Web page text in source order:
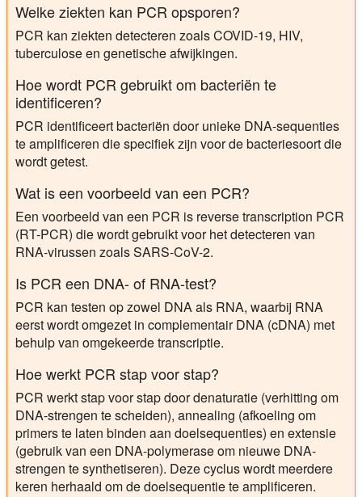
Welke ziekten kan PCR opsporen?
PCR kan ziekten detecteren zoals COVID-19, HIV,
tuberculose en genetische afwijkingen.
Hoe wordt PCR gebruikt om bacteriën te
identificeren?
PCR identificeert bacteriën door unieke DNA-sequenties
te amplificeren die specifiek zijn voor de bacteriesoort die
wordt getest.
Wat is een voorbeeld van een PCR?
Een voorbeeld van een PCR is reverse transcription PCR
(RT-PCR) die wordt gebruikt voor het detecteren van
RNA-virussen zoals SARS-CoV-2.
Is PCR een DNA- of RNA-test?
PCR kan testen op zowel DNA als RNA, waarbij RNA
eerst wordt omgezet in complementair DNA (cDNA) met
behulp van omgekeerde transcriptie.
Hoe werkt PCR stap voor stap?
PCR werkt stap voor stap door denaturatie (verhitting om
DNA-strengen te scheiden), annealing (afkoeling om
primers te laten binden aan doelsequenties) en extensie
(gebruik van een DNA-polymerase om nieuwe DNA-
strengen te synthetiseren). Deze cyclus wordt meerdere
keren herhaald om de doelsequentie te amplificeren.